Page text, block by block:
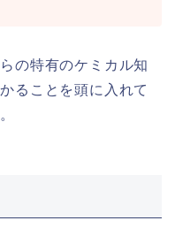
の特有のケミカル知
ることを頭に入れて